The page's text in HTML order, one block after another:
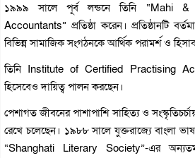
১৯৯৯ সালে পূর্ব লন্ডনে তিনি “Mahi
Accountants” প্রতিষ্ঠা করেন। প্রতিষ্ঠানটি
বিভিন্ন সামাজিক সংগঠনকে আর্থিক পরামর্শ ও
তিনি Institute of Certified Practising
হিসেবেও দায়িত্ব পালন করছেন।
পেশাগত জীবনের পাশাপাশি সাহিত্য ও
রেখে চলেছেন। ১৯৮৮ সালে যুক্তরাজ্যে বাংলা ভাষা
“Shanghati Literary Society”-এর অন্যতম